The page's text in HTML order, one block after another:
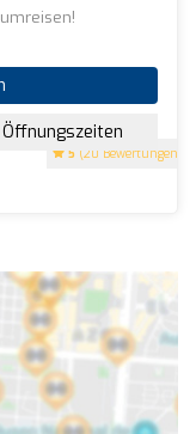
5 (20 Bewertungen)
Öffnungszeiten